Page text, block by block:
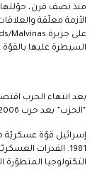
منذ نصف قرن، حوّلتها
الأزمة معلّقة
السيطرة عليها بالقوّة عام 1982، وذهب كلّ طرف في طريقه،
بعد انتهاء الحرب
“الحزب” بعد حرب 2006
إسرائيل قوّة عسكريّة
1981. القدرات